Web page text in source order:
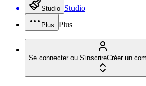
Studio Studio
Plus Plus
Se connecter ou S'inscrireCréer un